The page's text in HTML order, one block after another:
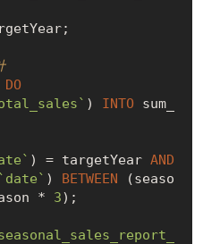
DO
) INTO sum_
) = targetYear AND
`date` ) BETWEEN (seaso
* 3);